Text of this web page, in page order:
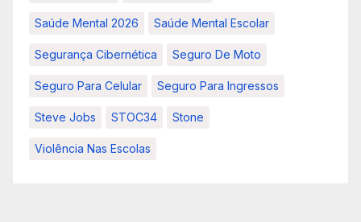
Saúde Mental 2026 Saúde Mental Escolar
Segurança Cibernética Seguro De Moto
Seguro Para Celular Seguro Para Ingressos
Steve Jobs STOC34 Stone
Violência Nas Escolas